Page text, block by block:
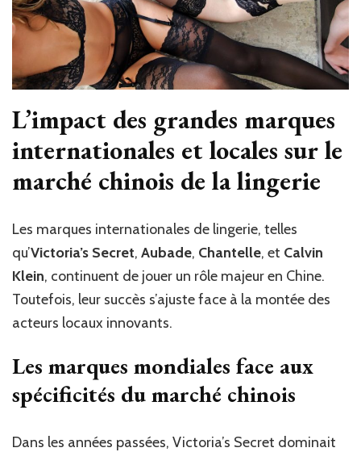
L’impact des grandes marques
internationales et locales sur le
marché chinois de la lingerie
Les marques internationales de lingerie, telles
qu’Victoria’s Secret, Aubade, Chantelle, et Calvin
Klein, continuent de jouer un rôle majeur en Chine.
Toutefois, leur succès s’ajuste face à la montée des
acteurs locaux innovants.
Les marques mondiales face aux
spécificités du marché chinois
Dans les années passées, Victoria’s Secret dominait